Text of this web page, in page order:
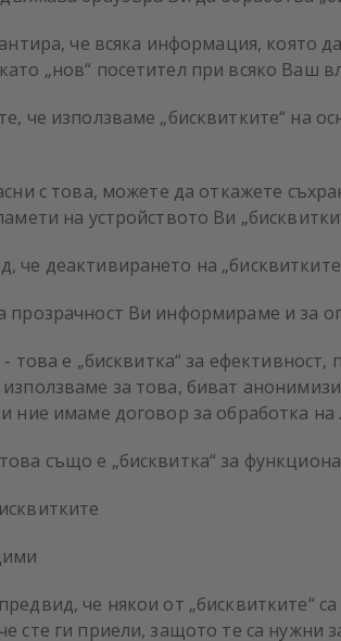
че всяка информация, която
„нов“ посетител при всяко Ваш
че използваме „бисквитките“ на
с това, можете да откажете
на устройството Ви
че деактивирането на
прозрачност Ви информираме и за
това е „бисквитка“ за
за това, биват
и ние имаме договор за обработка на
също е „бисквитка“ за
че някои от „бисквитките“
сте ги приели, защото те са